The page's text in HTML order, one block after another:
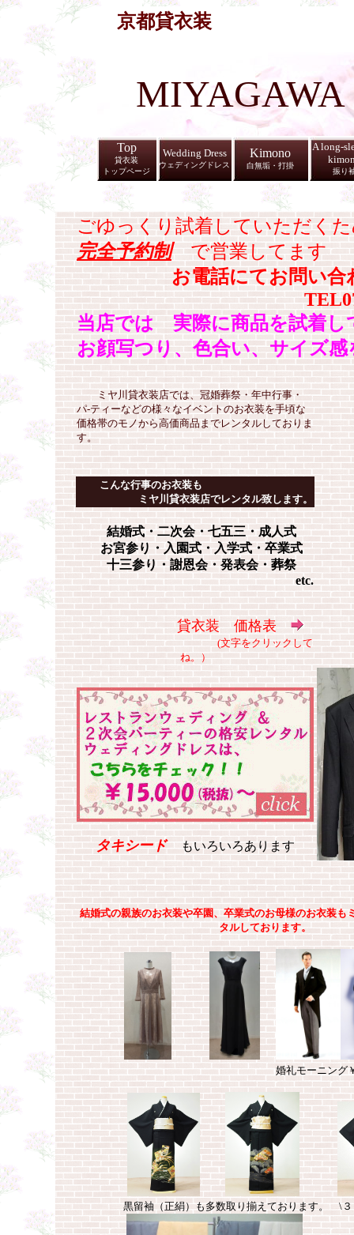
京都貸衣装
MIYAGAWA
Top
貸衣装
トップページ
Wedding Dress
ウェディングドレス
Kimono
白無垢・打掛
A long-
振り
ごゆっくり試着していただく
完全予約制で営業してます
お電話にてお問い合
当店では 実際に商品を試着し
お顔写つり、色合い、サイズ
ミヤ川貸衣装店では、冠婚葬祭・年中行事・
パ-ティーなどの様々なイベントのお衣装を手頃な
価格帯のモノから高価商品までレンタルしておりま
す。
こんな行事のお衣装も
ミヤ川貸衣装店でレンタル致します。
結婚式・二次会・七五三・成人式
お宮参り ・入園式・入学式・ 卒業式
十三参り・謝恩会・発表会・葬祭
etc.
貸衣装 価格表
(文字をクリックして
ね。）
タキシード もいろいろあります
結婚式の親族のお衣装や卒園、卒業式のお母様のお衣装も
タルしております。
婚礼モーニング
黒留袖（正絹）も多数取り揃えております。 \３